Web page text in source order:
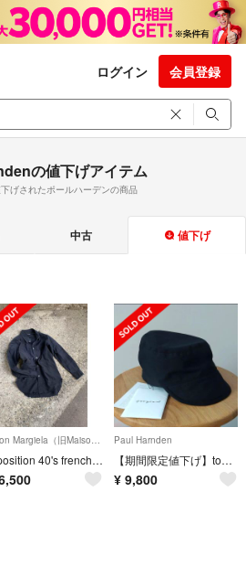
ログイン 会員登録
の値下げアイテム
げされたポールハーデンの商品
中古 値下げ
Maison Margiela（旧Maison Martin Margiela）
proposition 40's french antique shirt
Paul Harnden
【期間限定値下げ】toogood THE CARPENTER CAP 「黒」
¥ 9,800